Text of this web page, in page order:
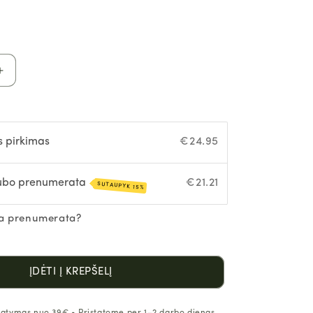
pirkimas €24.95
prenumerata SUTAUPYK 15% €21.21
prenumerata?
ĮDĖTI Į KREPŠELĮ